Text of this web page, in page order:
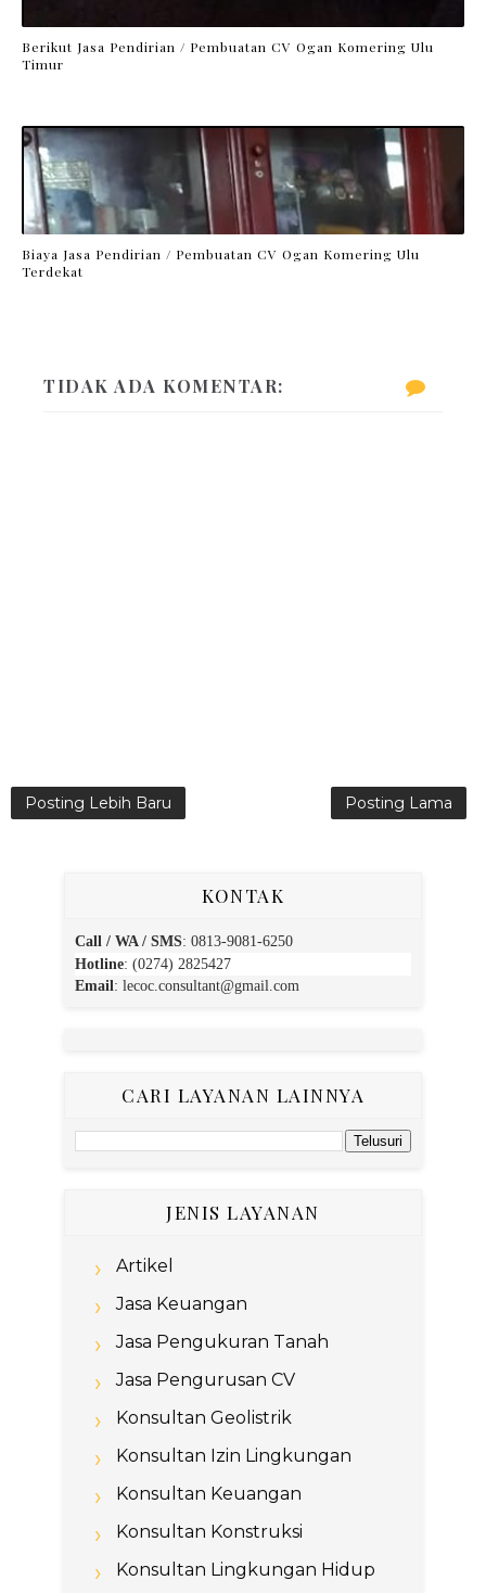
Berikut Jasa Pendirian / Pembuatan CV Ogan Komering Ulu
Timur
Biaya Jasa Pendirian / Pembuatan CV Ogan Komering Ulu
Terdekat
TIDAK ADA KOMENTAR:
Posting Lebih Baru Posting Lama
KONTAK
Call / WA / SMS: 0813-9081-6250
Hotline: (0274) 2825427
Email: lecoc.consultant@gmail.com
CARI LAYANAN LAINNYA
JENIS LAYANAN
Artikel
Jasa Keuangan
Jasa Pengukuran Tanah
Jasa Pengurusan CV
Konsultan Geolistrik
Konsultan Izin Lingkungan
Konsultan Keuangan
Konsultan Konstruksi
Konsultan Lingkungan Hidup